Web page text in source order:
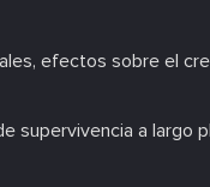
efectos sobre el
supervivencia a largo